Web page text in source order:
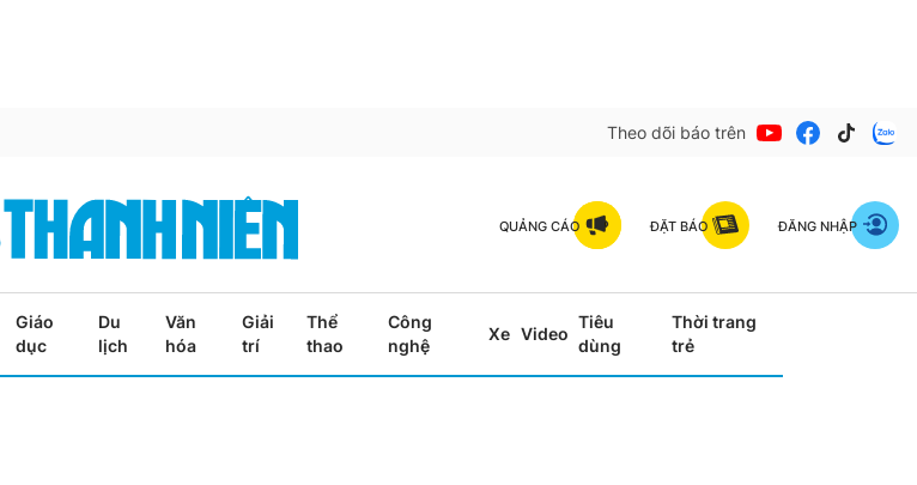
Theo dõi báo trên
QUẢNG CÁO ĐẶT BÁO ĐĂNG NHẬP
Giáo
dục
Du
lịch
Văn
hóa
Giải
trí
Thể
thao
Công
nghệ
Xe Video
Tiêu
dùng
Thời trang
trẻ